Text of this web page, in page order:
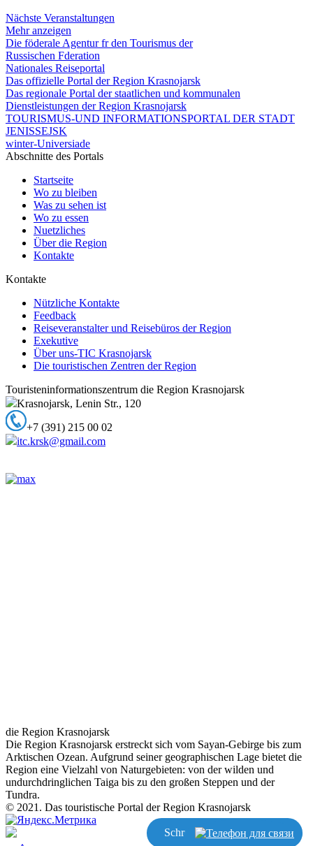
Nächste Veranstaltungen
Mehr anzeigen
Die föderale Agentur fr den Tourismus der
Russischen Fderation
Nationales Reiseportal
Das offizielle Portal der Region Krasnojarsk
Das regionale Portal der staatlichen und kommunalen
Dienstleistungen der Region Krasnojarsk
TOURISMUS-UND INFORMATIONSPORTAL DER STADT
JENISSEJSK
winter-Universiade
Abschnitte des Portals
Startseite
Wo zu bleiben
Was zu sehen ist
Wo zu essen
Nuetzliches
Über die Region
Kontakte
Kontakte
Nützliche Kontakte
Feedback
Reiseveranstalter und Reisebüros der Region
Exekutive
Über uns-TIC Krasnojarsk
Die touristischen Zentren der Region
Touristeninformationszentrum die Region Krasnojarsk
Krasnojarsk, Lenin Str., 120
+7 (391) 215 00 02
itc.krsk@gmail.com
die Region Krasnojarsk
Die Region Krasnojarsk erstreckt sich vom Sayan-Gebirge bis zum
Arktischen Ozean. Aufgrund seiner geographischen Lage bietet die
Region eine Vielzahl von Naturgebieten: von der wilden und
undurchdringlichen Taiga bis zu den großen Steppen und der
Tundra.
© 2021. Das touristische Portal der Region Krasnojarsk
Schreiben